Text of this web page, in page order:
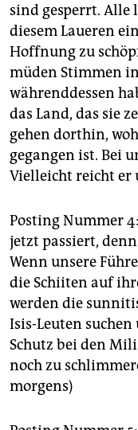
sind gesperrt. Alle
diesem Laueren
Hoffnung zu
müden Stimmen
währenddessen
das Land, das sie
gehen dorthin,
gegangen ist. Bei
Vielleicht reicht er
Posting Nummer
jetzt passiert,
Wenn unsere
die Schiiten auf
werden die
Isis-Leuten
Schutz bei den
noch zu
morgens)